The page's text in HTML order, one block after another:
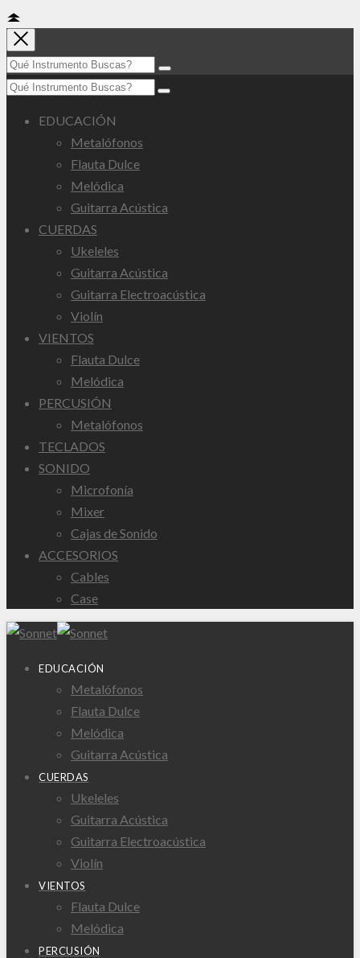
EDUCACIÓN
Metalófonos
Flauta Dulce
Melódica
Guitarra Acústica
CUERDAS
Ukeleles
Guitarra Acústica
Guitarra Electroacústica
Violín
VIENTOS
Flauta Dulce
Melódica
PERCUSIÓN
Metalófonos
TECLADOS
SONIDO
Microfonía
Mixer
Cajas de Sonido
ACCESORIOS
Cables
Case
EDUCACIÓN
Metalófonos
Flauta Dulce
Melódica
Guitarra Acústica
CUERDAS
Ukeleles
Guitarra Acústica
Guitarra Electroacústica
Violín
VIENTOS
Flauta Dulce
Melódica
PERCUSIÓN